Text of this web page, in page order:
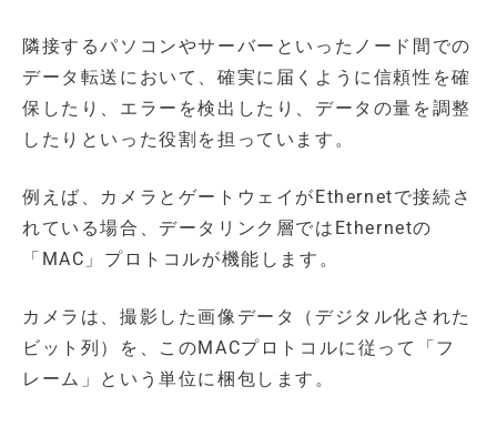
隣接するパソコンやサーバーといったノード間での
データ転送において、確実に届くように信頼性を確
保したり、エラーを検出したり、データの量を調整
したりといった役割を担っています。
例えば、カメラとゲートウェイがEthernetで接続さ
れている場合、データリンク層ではEthernetの
「MAC」プロトコルが機能します。
カメラは、撮影した画像データ（デジタル化された
ビット列）を、このMACプロトコルに従って「フ
レーム」という単位に梱包します。